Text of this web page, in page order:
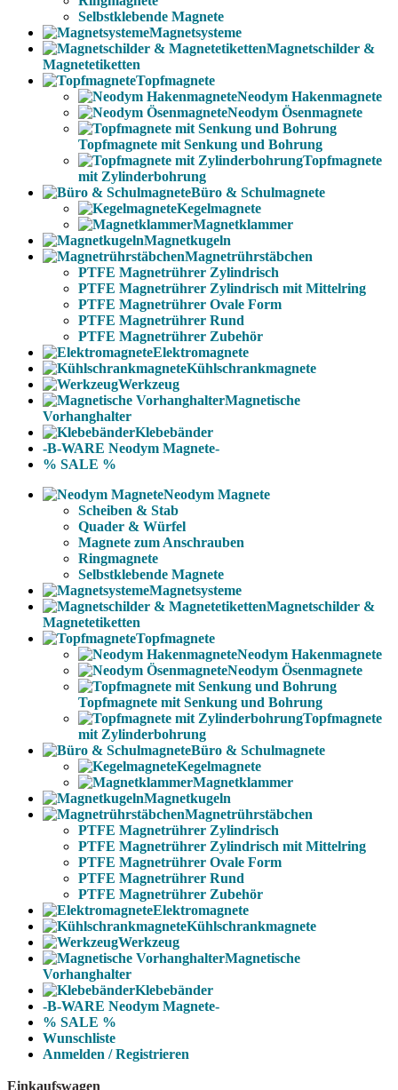
Selbstklebende Magnete
Magnetsysteme
Magnetschilder &
Magnetetiketten
Topfmagnete
Neodym Hakenmagnete
Neodym Ösenmagnete
Topfmagnete mit Senkung und Bohrung
Topfmagnete
mit Zylinderbohrung
Büro & Schulmagnete
Kegelmagnete
Magnetklammer
Magnetkugeln
Magnetrührstäbchen
PTFE Magnetrührer Zylindrisch
PTFE Magnetrührer Zylindrisch mit Mittelring
PTFE Magnetrührer Ovale Form
PTFE Magnetrührer Rund
PTFE Magnetrührer Zubehör
Elektromagnete
Kühlschrankmagnete
Werkzeug
Magnetische
Vorhanghalter
Klebebänder
-B-WARE Neodym Magnete-
% SALE %
Neodym Magnete
Scheiben & Stab
Quader & Würfel
Magnete zum Anschrauben
Ringmagnete
Selbstklebende Magnete
Magnetsysteme
Magnetschilder &
Magnetetiketten
Topfmagnete
Neodym Hakenmagnete
Neodym Ösenmagnete
Topfmagnete mit Senkung und Bohrung
Topfmagnete
mit Zylinderbohrung
Büro & Schulmagnete
Kegelmagnete
Magnetklammer
Magnetkugeln
Magnetrührstäbchen
PTFE Magnetrührer Zylindrisch
PTFE Magnetrührer Zylindrisch mit Mittelring
PTFE Magnetrührer Ovale Form
PTFE Magnetrührer Rund
PTFE Magnetrührer Zubehör
Elektromagnete
Kühlschrankmagnete
Werkzeug
Magnetische
Vorhanghalter
Klebebänder
-B-WARE Neodym Magnete-
% SALE %
Wunschliste
Anmelden / Registrieren
Einkaufswagen